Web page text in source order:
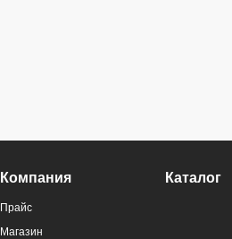
Компания
Прайс
Магазин
Каталог